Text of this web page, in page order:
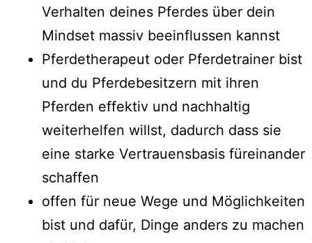
Verhalten deines Pferdes über dein
Mindset massiv beeinflussen kannst
Pferdetherapeut oder Pferdetrainer bist
und du Pferdebesitzern mit ihren
Pferden effektiv und nachhaltig
weiterhelfen willst, dadurch dass sie
eine starke Vertrauensbasis füreinander
schaffen
offen für neue Wege und Möglichkeiten
bist und dafür, Dinge anders zu machen